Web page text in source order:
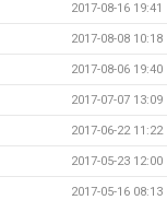
2017-08-16 19:41
2017-08-08 10:18
2017-08-06 19:40
2017-07-07 13:09
2017-06-22 11:22
2017-05-23 12:00
2017-05-16 08:13